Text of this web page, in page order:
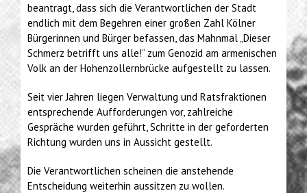
beantragt, dass sich die Verantwortlichen der Stadt
endlich mit dem Begehren einer großen Zahl Kölner
Bürgerinnen und Bürger befassen, das Mahnmal „Dieser
Schmerz betrifft uns alle!“ zum Genozid am armenischen
Volk an der Hohenzollernbrücke aufgestellt zu lassen.
Seit vier Jahren liegen Verwaltung und Ratsfraktionen
entsprechende Aufforderungen vor, zahlreiche
Gespräche wurden geführt, Schritte in der geforderten
Richtung wurden uns in Aussicht gestellt.
Die Verantwortlichen scheinen die anstehende
Entscheidung weiterhin aussitzen zu wollen.